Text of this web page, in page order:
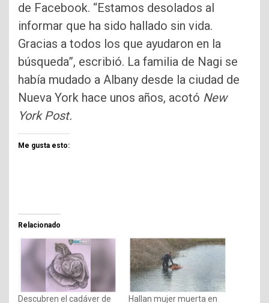
de Facebook. “Estamos desolados al
informar que ha sido hallado sin vida.
Gracias a todos los que ayudaron en la
búsqueda”, escribió. La familia de Nagi se
había mudado a Albany desde la ciudad de
Nueva York hace unos años, acotó New
York Post.
Me gusta esto:
Relacionado
Descubren el cadáver de
Hallan mujer muerta en